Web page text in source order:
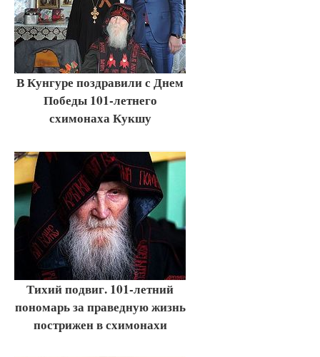
В Кунгуре поздравили с Днем
Победы 101-летнего
схимонаха Кукшу
Тихий подвиг. 101-летний
пономарь за праведную жизнь
пострижен в схимонахи